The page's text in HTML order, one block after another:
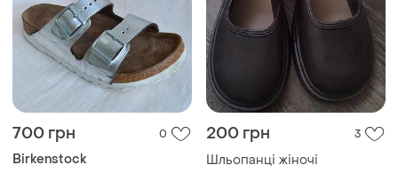
700 грн 0
Birkenstock
200 грн 3
Шльопанці жіночі